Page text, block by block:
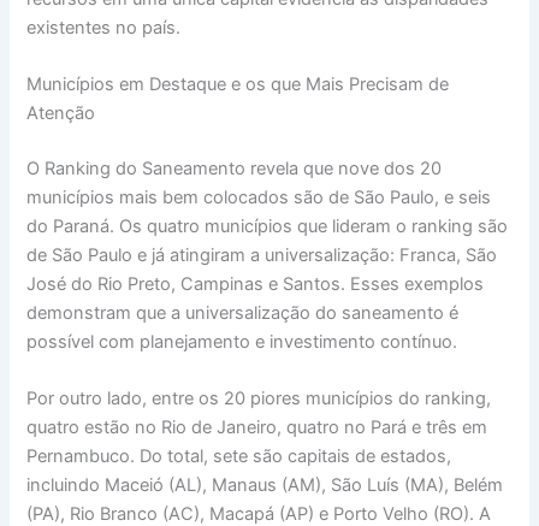
existentes no país.
Municípios em Destaque e os que Mais Precisam de
Atenção
O Ranking do Saneamento revela que nove dos 20
municípios mais bem colocados são de São Paulo, e seis
do Paraná. Os quatro municípios que lideram o ranking são
de São Paulo e já atingiram a universalização: Franca, São
José do Rio Preto, Campinas e Santos. Esses exemplos
demonstram que a universalização do saneamento é
possível com planejamento e investimento contínuo.
Por outro lado, entre os 20 piores municípios do ranking,
quatro estão no Rio de Janeiro, quatro no Pará e três em
Pernambuco. Do total, sete são capitais de estados,
incluindo Maceió (AL), Manaus (AM), São Luís (MA), Belém
(PA), Rio Branco (AC), Macapá (AP) e Porto Velho (RO). A